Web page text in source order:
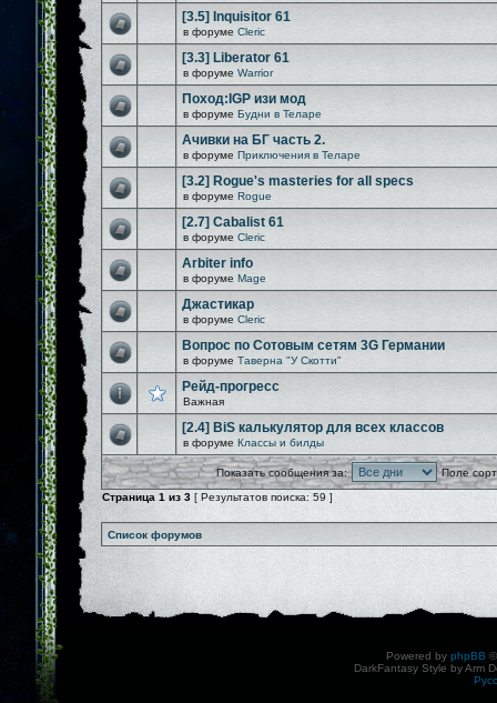
[3.5] Inquisitor 61
в форуме Cleric
[3.3] Liberator 61
в форуме Warrior
Поход:IGP изи мод
в форуме Будни в Теларе
Ачивки на БГ часть 2.
в форуме Приключения в Теларе
[3.2] Rogue's masteries for all specs
в форуме Rogue
[2.7] Cabalist 61
в форуме Cleric
Arbiter info
в форуме Mage
Джастикар
в форуме Cleric
Вопрос по Сотовым сетям 3G Германии
в форуме Таверна "У Скотти"
Рейд-прогресс
Важная
[2.4] BiS калькулятор для всех классов
в форуме Классы и билды
Показать сообщения за:
Поле
Страница 1 из 3 [ Результатов поиска: 59 ]
Список форумов
Powered by phpBB
DarkFantasy Style by Arm